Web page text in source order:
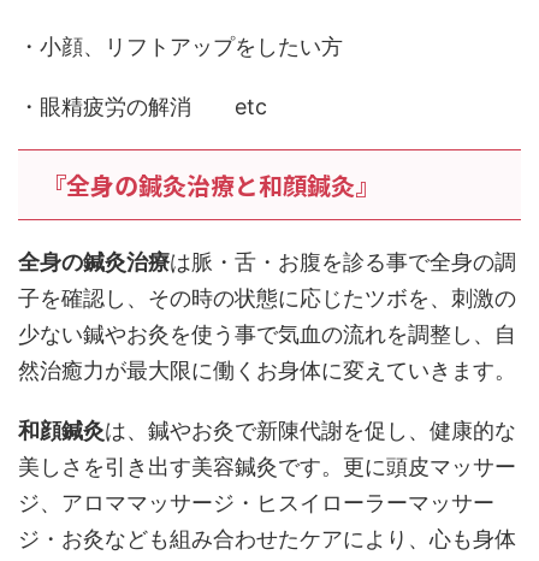
・小顔、リフトアップをしたい方
・眼精疲労の解消 etc
『全身の鍼灸治療と和顔鍼灸』
全身の鍼灸治療は脈・舌・お腹を診る事で全身の調
子を確認し、その時の状態に応じたツボを、刺激の
少ない鍼やお灸を使う事で気血の流れを調整し、自
然治癒力が最大限に働くお身体に変えていきます。
和顔鍼灸は、鍼やお灸で新陳代謝を促し、健康的な
美しさを引き出す美容鍼灸です。更に頭皮マッサー
ジ、アロママッサージ・ヒスイローラーマッサー
ジ・お灸なども組み合わせたケアにより、心も身体